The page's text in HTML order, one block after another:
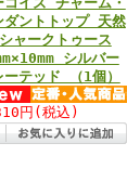
ダントトップ 天然
ャークトゥース
シルバー
ーテッド （1個）
円 (税込)